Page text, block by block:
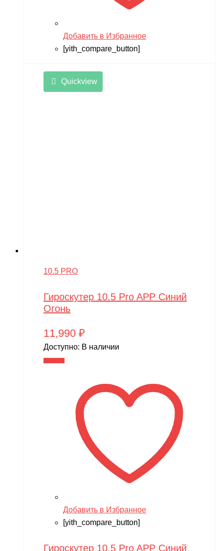
Добавить в Избранное
[yith_compare_button]
Quickview
10.5 PRO
Гироскутер 10.5 Pro APP Синий
Огонь
11,990 ₽
Доступно: В наличии
Добавить в Избранное
[yith_compare_button]
Гироскутер 10.5 Pro APP Синий